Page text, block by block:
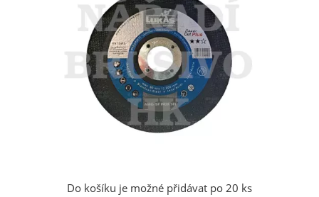
Do košíku je možné přidávat po 20 ks